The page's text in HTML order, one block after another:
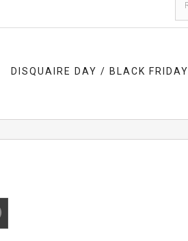
DISQUAIRE DAY / BLACK FRIDAY